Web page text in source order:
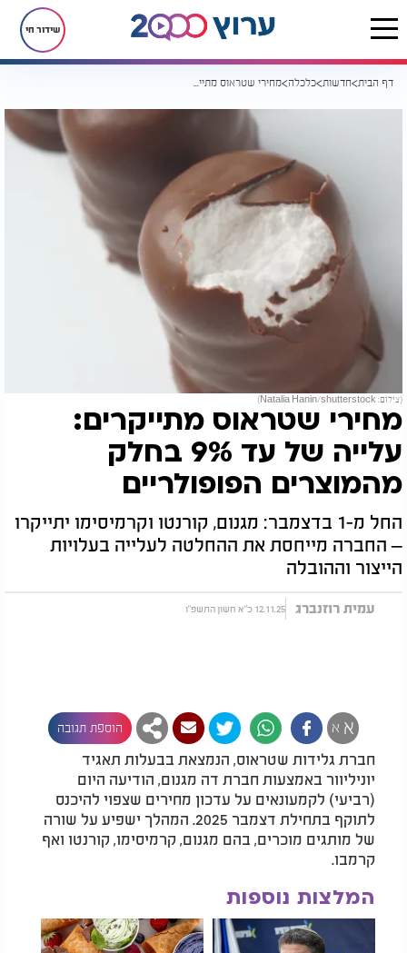
שידור חי
דף הבית חדשות כלכלה מחירי שטראוס מתייקרים: עלייה של עד 9% בחלק מהמוצרים הפופולריים
(צילום: Natalia Hanin/shutterstock)
מחירי שטראוס מתייקרים:
עלייה של עד 9% בחלק
מהמוצרים הפופולריים
החל מ-1 בדצמבר: מגנום, קורנטו וקרמיסימו יתייקרו
– החברה מייחסת את ההחלטה לעלייה בעלויות
הייצור וההובלה
עמית רוזנברג 12.11.25 כ"א חשון התשפ"ו
א א הוספת תגובה
חברת גלידות שטראוס, הנמצאת בבעלות תאגיד
יוניליוור באמצעות חברת דה מגנום, הודיעה היום
(רביעי) לקמעונאים על עדכון מחירים שצפוי להיכנס
לתוקף בתחילת דצמבר 2025. המהלך ישפיע על שורה
של מותגים מוכרים, בהם מגנום, קרמיסימו, קורנטו ואף
קרמבו.
המלצות נוספות